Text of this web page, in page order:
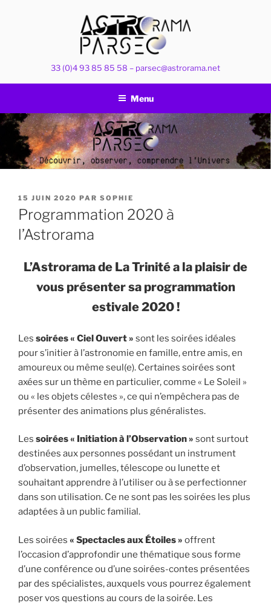
33 (0)4 93 85 85 58 – parsec@astrorama.net
Menu
PUBLIÉ
LE
15 JUIN 2020 PAR SOPHIE
Programmation 2020 à
l’Astrorama
L’Astrorama de La Trinité a la plaisir de
vous présenter sa programmation
estivale 2020 !
Les soirées « Ciel Ouvert » sont les soirées idéales
pour s’initier à l’astronomie en famille, entre amis, en
amoureux ou même seul(e). Certaines soirées sont
axées sur un thème en particulier, comme « Le Soleil »
ou « les objets célestes », ce qui n’empêchera pas de
présenter des animations plus généralistes.
Les soirées « Initiation à l’Observation » sont surtout
destinées aux personnes possédant un instrument
d’observation, jumelles, télescope ou lunette et
souhaitant apprendre à l’utiliser ou à se perfectionner
dans son utilisation. Ce ne sont pas les soirées les plus
adaptées à un public familial.
Les soirées « Spectacles aux Étoiles » offrent
l’occasion d’approfondir une thématique sous forme
d’une conférence ou d’une soirées-contes présentées
par des spécialistes, auxquels vous pourrez également
poser vos questions au cours de la soirée. Les